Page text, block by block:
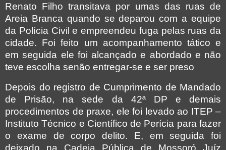
Renato Filho transitava por umas das ruas de
Areia Branca quando se deparou com a equipe
da Polícia Civil e empreendeu fuga pelas ruas da
cidade. Foi feito um acompanhamento tático e
em seguida ele foi alcançado e abordado e não
teve escolha senão entregar-se e ser preso
Depois do registro de Cumprimento de Mandado
de Prisão, na sede da 42ª DP e demais
procedimentos de praxe, ele foi levado ao ITEP –
Instituto Técnico e Científico de Perícia para fazer
o exame de corpo delito. E, em seguida foi
deixado na Cadeia Pública de Mossoró Juíz